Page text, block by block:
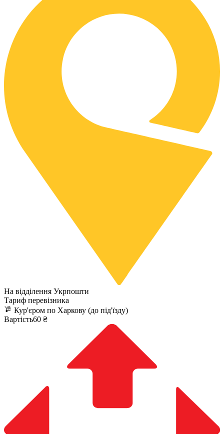
На відділення Укрпошти
Тариф перевізника
Кур'єром по Харкову (до під'їзду)
Вартість60 ₴